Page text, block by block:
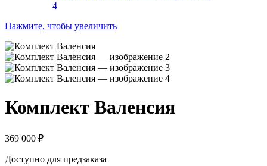
Нажмите, чтобы увеличить
Комплект Валенсия
369 000 ₽
Доступно для предзаказа